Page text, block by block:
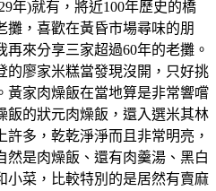
年)就有，將近100年歷史的橋
攤，喜歡在黃昏市場尋味的朋
來分享三家超過60年的老攤。
的廖家米糕當發現沒開，只好挑
黃家肉燥飯在當地算是非常響嚐
飯的狀元肉燥飯，還入選米其林
多，乾乾淨淨而且非常明亮，
然是肉燥飯、還有肉羹湯、黑白
小菜，比較特別的是居然有賣麻